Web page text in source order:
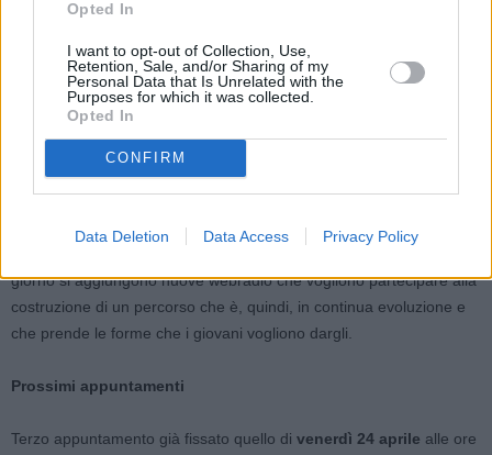
Opted In
I want to opt-out of Collection, Use,
Retention, Sale, and/or Sharing of my
Personal Data that Is Unrelated with the
Purposes for which it was collected.
Opted In
CONFIRM
Data Deletion Data Access Privacy Policy
disponibili nella programmazione delle webradio.
Ogni puntata viene realizzata in collaborazione tra diverse
webradio della regione che si occupano di tutti gli aspetti: alcuni
suggeriscono il tema e l’esperto da coinvolgere, altri si occupano
della regia e della raccolta delle domande, altri ancora montano il
podcast finale. Questa modalità permette a tutti di essere
alla prova e scambiarsi anche conoscenze e competenze. Il tutto in
giorno si aggiungono nuove webradio che vogliono partecipare alla
costruzione di un percorso che è, quindi, in continua evoluzione e
che prende le forme che i giovani vogliono dargli.
Prossimi appuntamenti
Terzo appuntamento già fissato quello di venerdì 24 aprile alle ore